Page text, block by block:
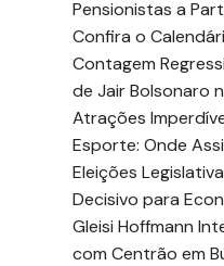
Pensionistas a
Confira o
Contagem
de Jair Bolsonaro
Atrações
Esporte: Onde
Eleições
Decisivo para
Gleisi Hoffmann
com Centrão em